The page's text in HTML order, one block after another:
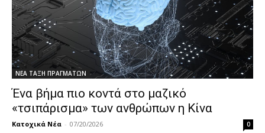
ΝΕΑ ΤΑΞΗ ΠΡΑΓΜΑΤΩΝ
Ένα βήμα πιο κοντά στο μαζικό
«τσιπάρισμα» των ανθρώπων η Κίνα
Κατοχικά Νέα - 07/20/2026 0